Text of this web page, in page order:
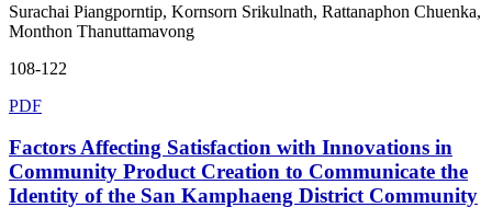
Surachai Piangporntip, Kornsorn Srikulnath, Rattanaphon Chuenka,
Monthon Thanuttamavong
108-122
PDF
Factors Affecting Satisfaction with Innovations in
Community Product Creation to Communicate the
Identity of the San Kamphaeng District Community